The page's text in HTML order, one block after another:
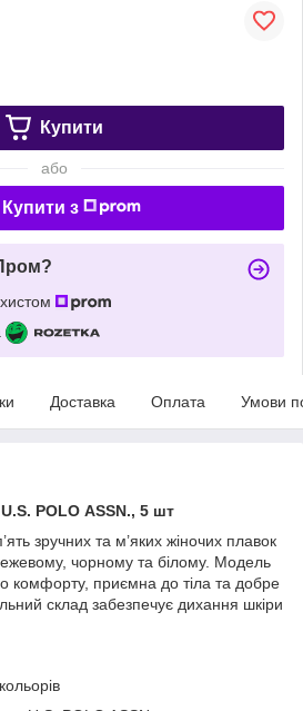
Купити
або
Купити з
Доставка Оплата Умови
U.S. POLO ASSN., 5 шт
зручних та м’яких жіночих плавок
чорному та білому. Модель
комфорту, приємна до тіла та добре
склад забезпечує дихання шкіри